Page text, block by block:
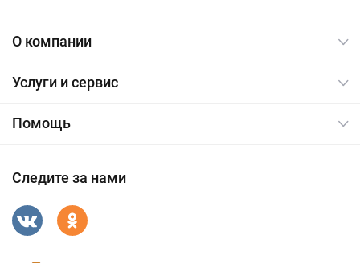
О компании
Услуги и сервис
Помощь
Следите за нами